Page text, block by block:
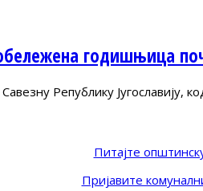
годишњица
Републику Југославију,
Питајте
Пријавите